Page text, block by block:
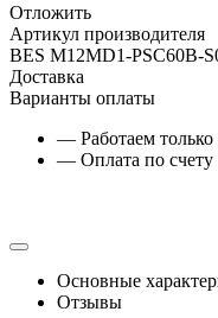
Отложить
Артикул производителя
BES M12MD1-PSC60B-
Доставка
Варианты оплаты
— Работаем
— Оплата по счету
Основные
Отзывы